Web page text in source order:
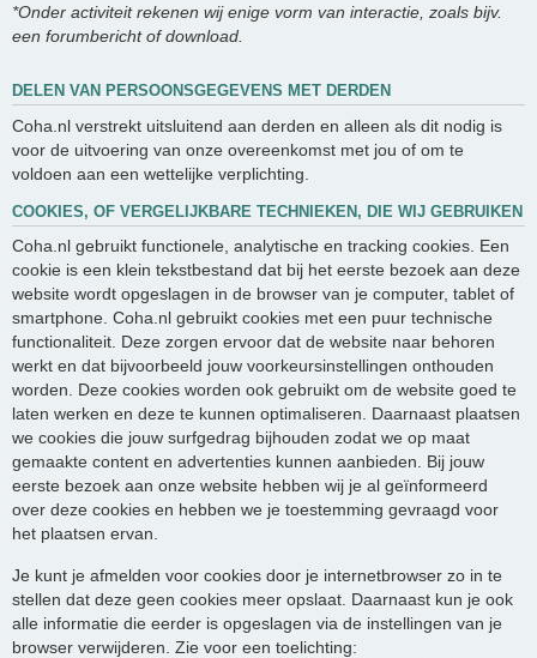
*Onder activiteit rekenen wij enige vorm van interactie, zoals bijv.
een forumbericht of download.
DELEN VAN PERSOONSGEGEVENS MET DERDEN
Coha.nl verstrekt uitsluitend aan derden en alleen als dit nodig is
voor de uitvoering van onze overeenkomst met jou of om te
voldoen aan een wettelijke verplichting.
COOKIES, OF VERGELIJKBARE TECHNIEKEN, DIE WIJ GEBRUIKEN
Coha.nl gebruikt functionele, analytische en tracking cookies. Een
cookie is een klein tekstbestand dat bij het eerste bezoek aan deze
website wordt opgeslagen in de browser van je computer, tablet of
smartphone. Coha.nl gebruikt cookies met een puur technische
functionaliteit. Deze zorgen ervoor dat de website naar behoren
werkt en dat bijvoorbeeld jouw voorkeursinstellingen onthouden
worden. Deze cookies worden ook gebruikt om de website goed te
laten werken en deze te kunnen optimaliseren. Daarnaast plaatsen
we cookies die jouw surfgedrag bijhouden zodat we op maat
gemaakte content en advertenties kunnen aanbieden. Bij jouw
eerste bezoek aan onze website hebben wij je al geïnformeerd
over deze cookies en hebben we je toestemming gevraagd voor
het plaatsen ervan.
Je kunt je afmelden voor cookies door je internetbrowser zo in te
stellen dat deze geen cookies meer opslaat. Daarnaast kun je ook
alle informatie die eerder is opgeslagen via de instellingen van je
browser verwijderen. Zie voor een toelichting: